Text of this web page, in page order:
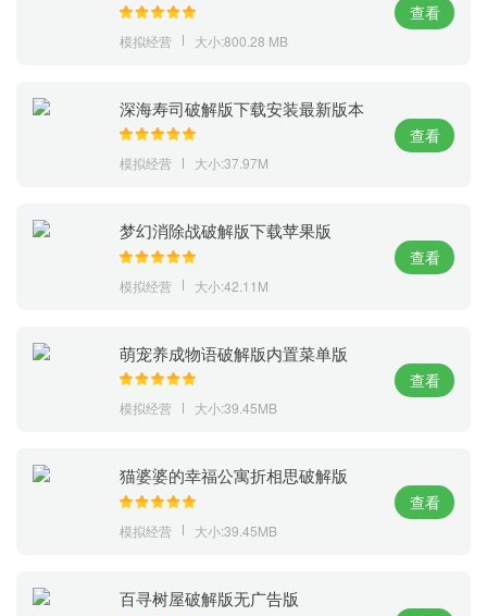
模拟经营 大小:800.28 MB
查看
深海寿司破解版下载安装最新版本
模拟经营 大小:37.97M
查看
梦幻消除战破解版下载苹果版
模拟经营 大小:42.11M
查看
萌宠养成物语破解版内置菜单版
模拟经营 大小:39.45MB
查看
猫婆婆的幸福公寓折相思破解版
模拟经营 大小:39.45MB
查看
百寻树屋破解版无广告版